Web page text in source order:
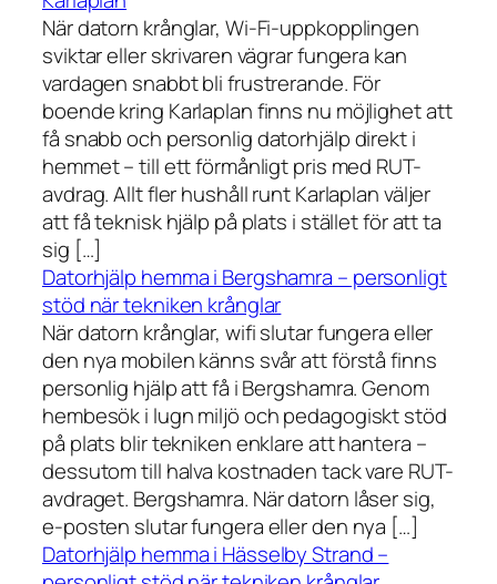
När datorn krånglar, Wi-Fi-uppkopplingen
sviktar eller skrivaren vägrar fungera kan
vardagen snabbt bli frustrerande. För
boende kring Karlaplan finns nu möjlighet att
få snabb och personlig datorhjälp direkt i
hemmet – till ett förmånligt pris med RUT-
avdrag. Allt fler hushåll runt Karlaplan väljer
att få teknisk hjälp på plats i stället för att ta
sig […]
Datorhjälp hemma i Bergshamra – personligt
stöd när tekniken krånglar
När datorn krånglar, wifi slutar fungera eller
den nya mobilen känns svår att förstå finns
personlig hjälp att få i Bergshamra. Genom
hembesök i lugn miljö och pedagogiskt stöd
på plats blir tekniken enklare att hantera –
dessutom till halva kostnaden tack vare RUT-
avdraget. Bergshamra. När datorn låser sig,
e-posten slutar fungera eller den nya […]
Datorhjälp hemma i Hässelby Strand –